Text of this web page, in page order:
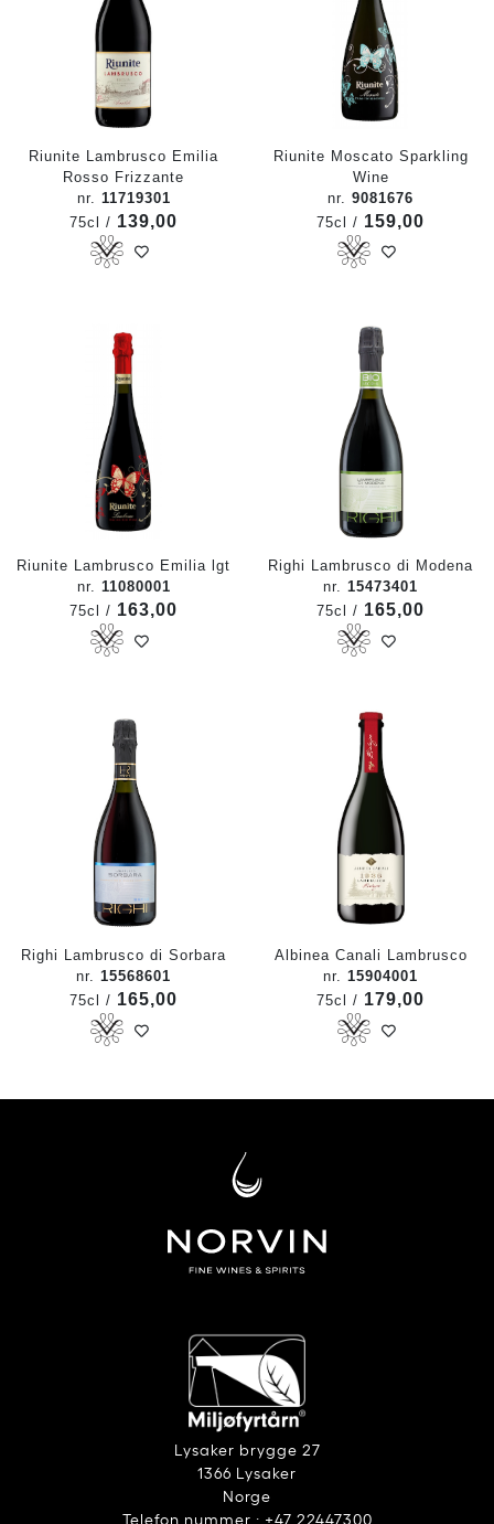
Riunite Lambrusco Emilia
Rosso Frizzante
nr. 11719301
75cl / 139,00
Riunite Moscato Sparkling
Wine
nr. 9081676
75cl / 159,00
Riunite Lambrusco Emilia lgt
nr. 11080001
75cl / 163,00
Righi Lambrusco di Modena
nr. 15473401
75cl / 165,00
Righi Lambrusco di Sorbara
nr. 15568601
75cl / 165,00
Albinea Canali Lambrusco
nr. 15904001
75cl / 179,00
Lysaker brygge 27
1366 Lysaker
Norge
Telefon nummer : +47 22447300